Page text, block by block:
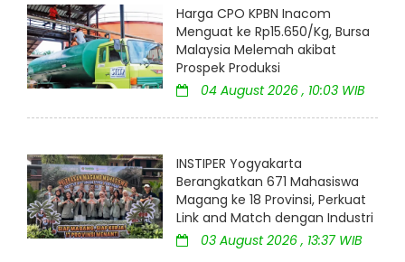
Harga CPO KPBN Inacom
Menguat ke Rp15.650/Kg, Bursa
Malaysia Melemah akibat
Prospek Produksi
04 August 2026 , 10:03 WIB
INSTIPER Yogyakarta
Berangkatkan 671 Mahasiswa
Magang ke 18 Provinsi, Perkuat
Link and Match dengan Industri
03 August 2026 , 13:37 WIB